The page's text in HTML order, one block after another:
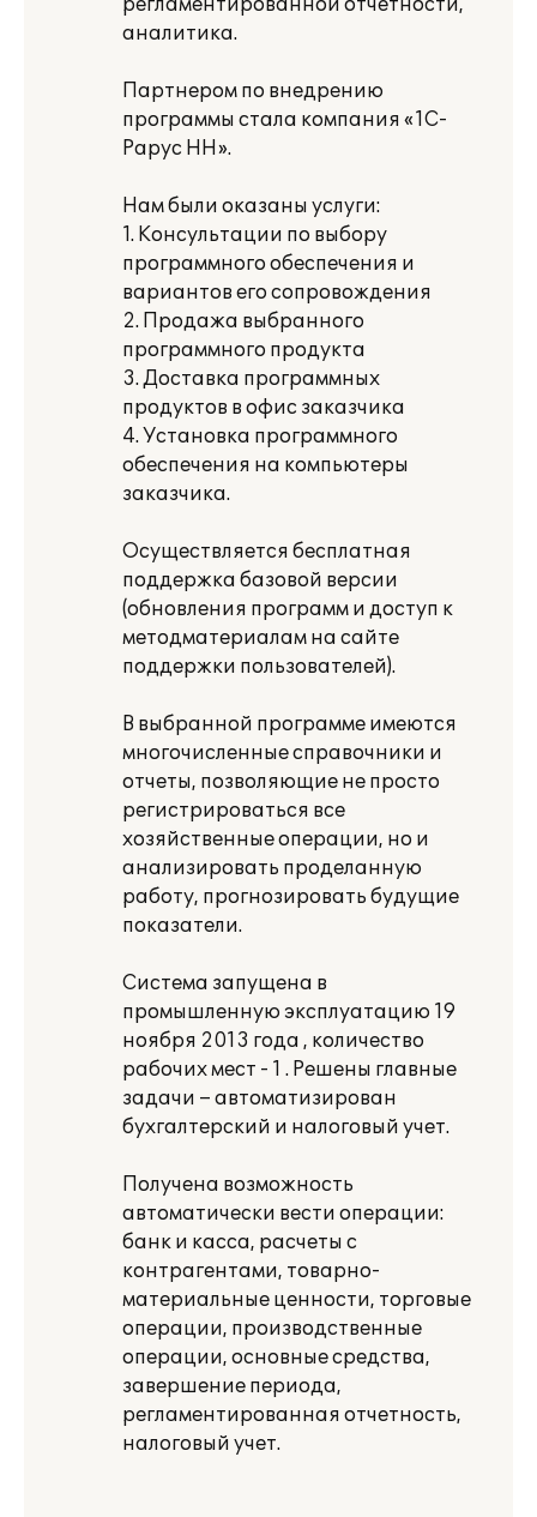
регламентированной отчетности,
аналитика.
Партнером по внедрению
программы стала компания «1С-
Рарус НН».
Нам были оказаны услуги:
1. Консультации по выбору
программного обеспечения и
вариантов его сопровождения
2. Продажа выбранного
программного продукта
3. Доставка программных
продуктов в офис заказчика
4. Установка программного
обеспечения на компьютеры
заказчика.
Осуществляется бесплатная
поддержка базовой версии
(обновления программ и доступ к
методматериалам на сайте
поддержки пользователей).
В выбранной программе имеются
многочисленные справочники и
отчеты, позволяющие не просто
регистрироваться все
хозяйственные операции, но и
анализировать проделанную
работу, прогнозировать будущие
показатели.
Система запущена в
промышленную эксплуатацию 19
ноября 2013 года , количество
рабочих мест - 1 . Решены главные
задачи – автоматизирован
бухгалтерский и налоговый учет.
Получена возможность
автоматически вести операции:
банк и касса, расчеты с
контрагентами, товарно-
материальные ценности, торговые
операции, производственные
операции, основные средства,
завершение периода,
регламентированная отчетность,
налоговый учет.